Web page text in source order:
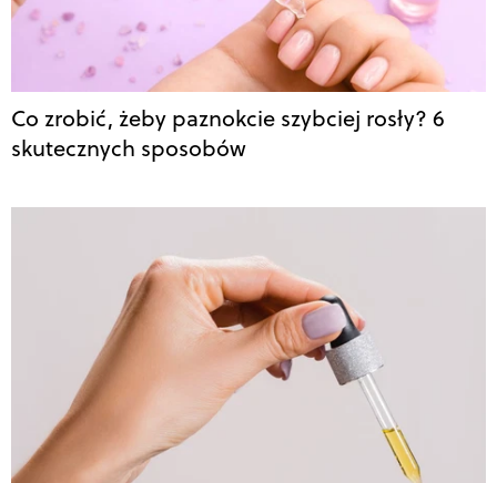
Co zrobić, żeby paznokcie szybciej rosły? 6
skutecznych sposobów